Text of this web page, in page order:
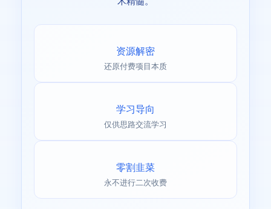
资源解密
还原付费项目本质
学习导向
仅供思路交流学习
零割韭菜
永不进行二次收费